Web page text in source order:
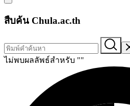
สืบค้น Chula.ac.th
ไม่พบผลลัพธ์สำหรับ ""